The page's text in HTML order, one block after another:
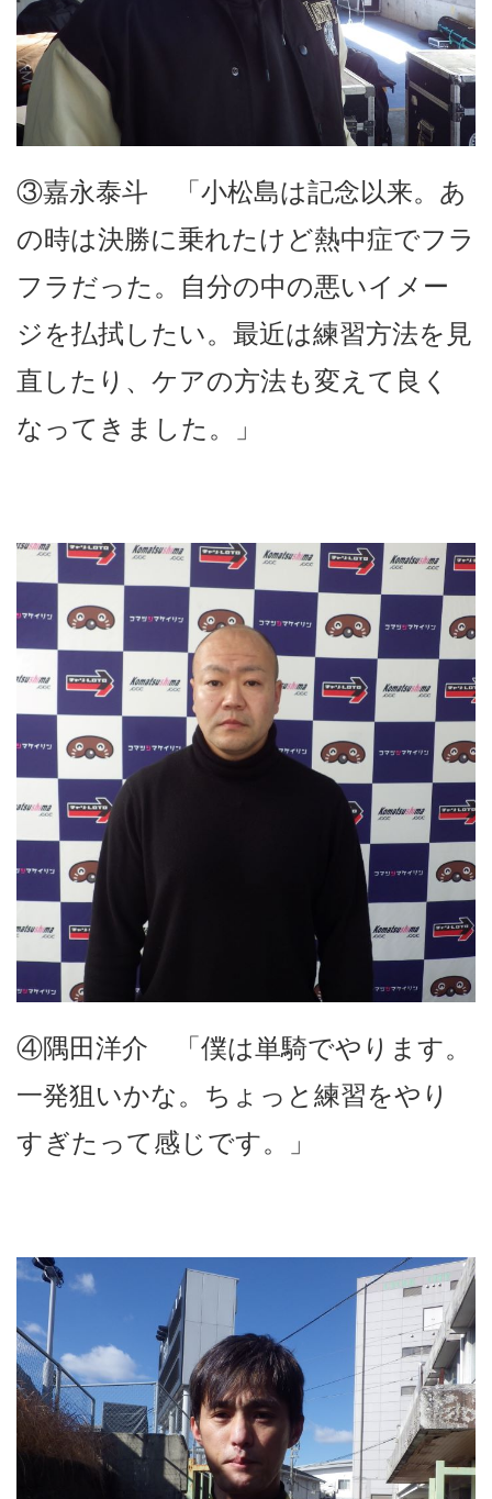
③嘉永泰斗 「小松島は記念以来。あ
の時は決勝に乗れたけど熱中症でフラ
フラだった。自分の中の悪いイメー
ジを払拭したい。最近は練習方法を見
直したり、ケアの方法も変えて良く
なってきました。」
④隅田洋介 「僕は単騎でやります。
一発狙いかな。ちょっと練習をやり
すぎたって感じです。」